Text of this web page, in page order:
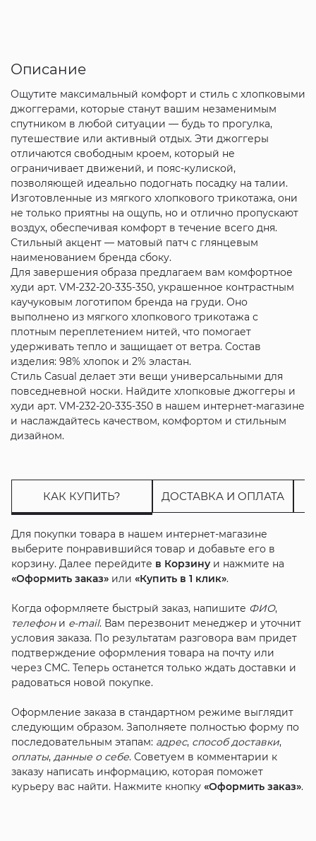
Описание
Ощутите максимальный комфорт и стиль с хлопковыми
джоггерами, которые станут вашим незаменимым
спутником в любой ситуации — будь то прогулка,
путешествие или активный отдых. Эти джоггеры
отличаются свободным кроем, который не
ограничивает движений, и пояс-кулиской,
позволяющей идеально подогнать посадку на талии.
Изготовленные из мягкого хлопкового трикотажа, они
не только приятны на ощупь, но и отлично пропускают
воздух, обеспечивая комфорт в течение всего дня.
Стильный акцент — матовый патч с глянцевым
наименованием бренда сбоку.
Для завершения образа предлагаем вам комфортное
худи арт. VM-232-20-335-350, украшенное контрастным
каучуковым логотипом бренда на груди. Оно
выполнено из мягкого хлопкового трикотажа с
плотным переплетением нитей, что помогает
удерживать тепло и защищает от ветра. Состав
изделия: 98% хлопок и 2% эластан.
Стиль Casual делает эти вещи универсальными для
повседневной носки. Найдите хлопковые джоггеры и
худи арт. VM-232-20-335-350 в нашем интернет-магазине
и наслаждайтесь качеством, комфортом и стильным
дизайном.
КАК КУПИТЬ? ДОСТАВКА И ОПЛАТА
Для покупки товара в нашем интернет-магазине
выберите понравившийся товар и добавьте его в
корзину. Далее перейдите в Корзинуи нажмите на
«Оформить заказ»или «Купить в 1 клик».
Когда оформляете быстрый заказ, напишите ФИО,
телефони e-mail. Вам перезвонит менеджер и уточнит
условия заказа. По результатам разговора вам придет
подтверждение оформления товара на почту или
через СМС. Теперь останется только ждать доставки и
радоваться новой покупке.
Оформление заказа в стандартном режиме выглядит
следующим образом. Заполняете полностью форму по
последовательным этапам: адрес, способ доставки,
оплаты, данные о себе. Советуем в комментарии к
заказу написать информацию, которая поможет
курьеру вас найти. Нажмите кнопку «Оформить заказ».